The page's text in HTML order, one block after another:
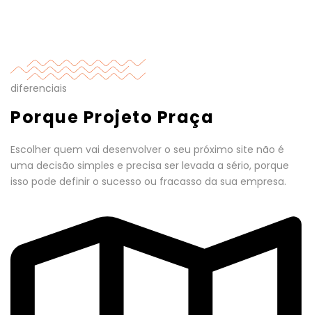
diferenciais
Porque Projeto Praça
Escolher quem vai desenvolver o seu próximo site não é
uma decisão simples e precisa ser levada a sério, porque
isso pode definir o sucesso ou fracasso da sua empresa.